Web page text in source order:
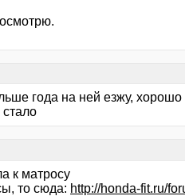
года на ней езжу,
к матросу
то сюда: http://honda-fit.ru/